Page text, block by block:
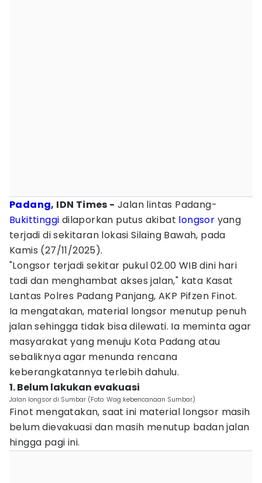
Padang, IDN Times - Jalan lintas Padang-
Bukittinggi dilaporkan putus akibat longsor yang
terjadi di sekitaran lokasi Silaing Bawah, pada
Kamis (27/11/2025).
"Longsor terjadi sekitar pukul 02.00 WIB dini hari
tadi dan menghambat akses jalan," kata Kasat
Lantas Polres Padang Panjang, AKP Pifzen Finot.
Ia mengatakan, material longsor menutup penuh
jalan sehingga tidak bisa dilewati. Ia meminta agar
masyarakat yang menuju Kota Padang atau
sebaliknya agar menunda rencana
keberangkatannya terlebih dahulu.
1. Belum lakukan evakuasi
Jalan longsor di Sumbar (Foto: Wag kebencanaan Sumbar)
Finot mengatakan, saat ini material longsor masih
belum dievakuasi dan masih menutup badan jalan
hingga pagi ini.